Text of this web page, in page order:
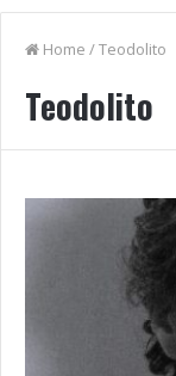
Home /Teodolito
Teodolito